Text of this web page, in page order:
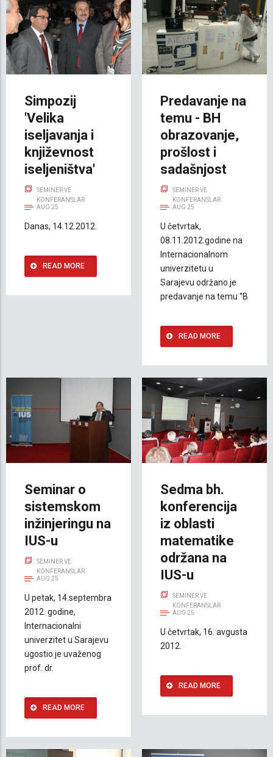
Simpozij
'Velika
iseljavanja i
književnost
iseljeništva'
SEMINER VE
KONFERANSLAR
AUG 25
Danas, 14.12.2012.
READ MORE
Predavanje na
temu - BH
obrazovanje,
prošlost i
sadašnjost
SEMINER VE
KONFERANSLAR
AUG 25
U četvrtak,
08.11.2012.godine na
Internacionalnom
univerzitetu u
Sarajevu održano je
predavanje na temu ''B
READ MORE
Seminar o
sistemskom
inžinjeringu na
IUS-u
SEMINER VE
KONFERANSLAR
AUG 25
U petak, 14.septembra
2012. godine,
Internacionalni
univerzitet u Sarajevu
ugostio je uvaženog
prof. dr.
READ MORE
Sedma bh.
konferencija
iz oblasti
matematike
održana na
IUS-u
SEMINER VE
KONFERANSLAR
AUG 25
U četvrtak, 16. avgusta
2012.
READ MORE